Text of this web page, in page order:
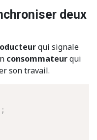
deux
qui signale
consommateurqui
son travail.
;